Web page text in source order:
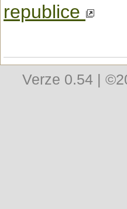
republice
Verze 0.54 |